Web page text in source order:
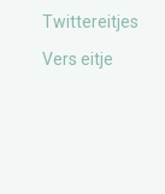
Twittereitjes
Vers eitje